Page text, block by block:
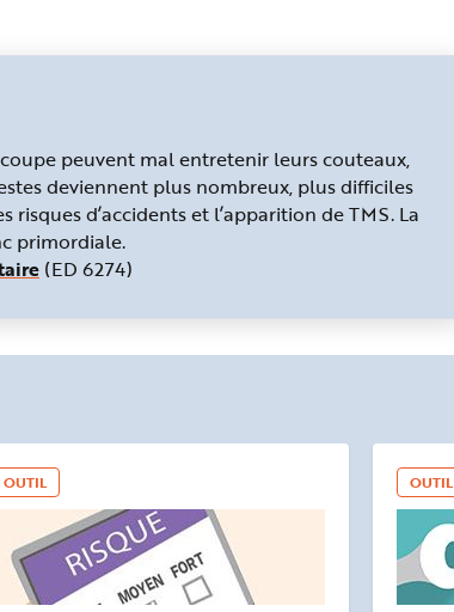
peuvent mal entretenir leurs couteaux,
deviennent plus nombreux, plus difficiles
d’accidents et l’apparition de TMS. La
primordiale.
(ED 6274)
OUTIL OUTIL